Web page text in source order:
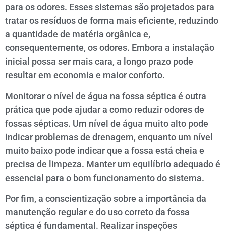
para os odores. Esses sistemas são projetados para
tratar os resíduos de forma mais eficiente, reduzindo
a quantidade de matéria orgânica e,
consequentemente, os odores. Embora a instalação
inicial possa ser mais cara, a longo prazo pode
resultar em economia e maior conforto.
Monitorar o nível de água na fossa séptica é outra
prática que pode ajudar a como reduzir odores de
fossas sépticas. Um nível de água muito alto pode
indicar problemas de drenagem, enquanto um nível
muito baixo pode indicar que a fossa está cheia e
precisa de limpeza. Manter um equilíbrio adequado é
essencial para o bom funcionamento do sistema.
Por fim, a conscientização sobre a importância da
manutenção regular e do uso correto da fossa
séptica é fundamental. Realizar inspeções